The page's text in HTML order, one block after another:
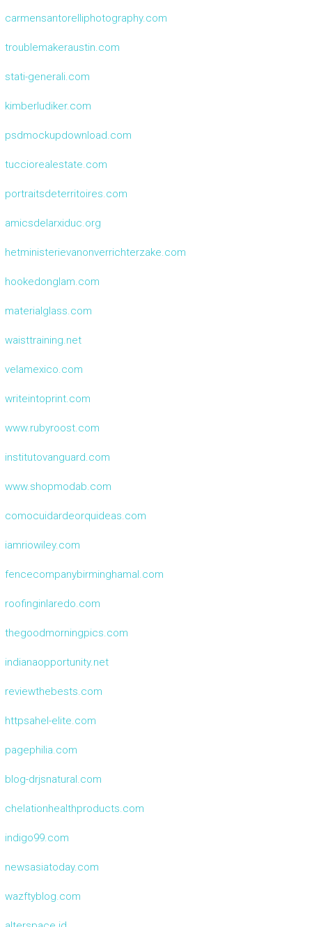
carmensantorelliphotography.com
troublemakeraustin.com
stati-generali.com
kimberludiker.com
psdmockupdownload.com
tucciorealestate.com
portraitsdeterritoires.com
amicsdelarxiduc.org
hetministerievanonverrichterzake.com
hookedonglam.com
materialglass.com
waisttraining.net
velamexico.com
writeintoprint.com
www.rubyroost.com
institutovanguard.com
www.shopmodab.com
comocuidardeorquideas.com
iamriowiley.com
fencecompanybirminghamal.com
roofinginlaredo.com
thegoodmorningpics.com
indianaopportunity.net
reviewthebests.com
httpsahel-elite.com
pagephilia.com
blog-drjsnatural.com
chelationhealthproducts.com
indigo99.com
newsasiatoday.com
wazftyblog.com